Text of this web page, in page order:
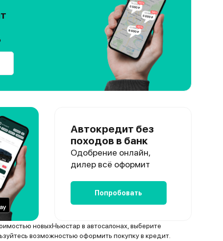
Автокредит без
походов в банк
Одобрение онлайн,
дилер всё оформит
Попробовать
новыхНьюстар в автосалонах, выберите
возможностью оформить покупку в кредит.